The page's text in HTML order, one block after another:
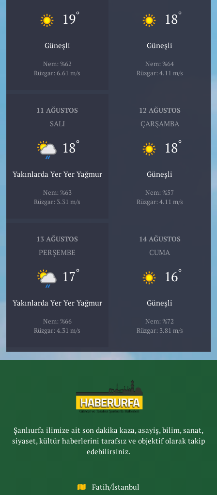
19°
Güneşli
Nem: %62
Rüzgar: 6.61 m/s
18°
Güneşli
Nem: %64
Rüzgar: 4.11 m/s
11 AĞUSTOS
SALI
18°
Yakınlarda Yer Yer Yağmur
Nem: %63
Rüzgar: 3.31 m/s
12 AĞUSTOS
ÇARŞAMBA
18°
Güneşli
Nem: %57
Rüzgar: 4.11 m/s
13 AĞUSTOS
PERŞEMBE
17°
Yakınlarda Yer Yer Yağmur
Nem: %66
Rüzgar: 4.31 m/s
14 AĞUSTOS
CUMA
16°
Güneşli
Nem: %72
Rüzgar: 3.81 m/s
Şanlıurfa ilimize ait son dakika kaza, asayiş, bilim, sanat,
siyaset, kültür haberlerini tarafsız ve objektif olarak takip
edebilirsiniz.
Fatih/İstanbul